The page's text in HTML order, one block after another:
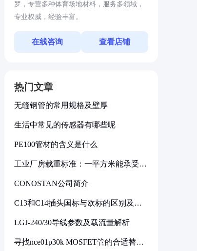
罗，专营多种体育场地材料，服务多领域，
专业权威，经验丰富。
在线咨询 查看店铺
热门文章
无缝钢管的常用规格及壁厚
生活中常见的传感器有哪些呢
PE100管材的含义是什么
工业厂房载重标准：一平方米能承受多
CONOSTAN公司简介
C13和C14插头国标与欧标的区别及其
LGJ-240/30导线参数及载流量解析
寻找nce01p30k MOSFET管的合适替代